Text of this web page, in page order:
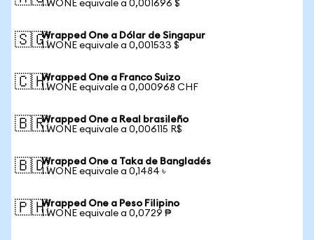
1 WONE equivale a 0,001696 $
🇸🇬Wrapped One a Dólar de Singapur
1 WONE equivale a 0,001533 $
🇨🇭Wrapped One a Franco Suizo
1 WONE equivale a 0,000968 CHF
🇧🇷Wrapped One a Real brasileño
1 WONE equivale a 0,006115 R$
🇧🇩Wrapped One a Taka de Bangladés
1 WONE equivale a 0,1484 ৳
🇵🇭Wrapped One a Peso Filipino
1 WONE equivale a 0,0729 ₱